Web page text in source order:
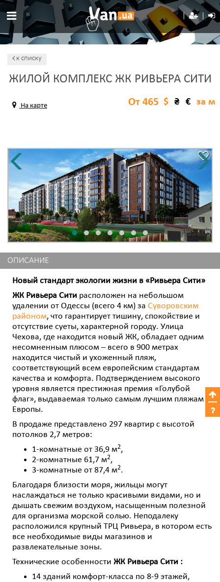
к списку
ЖИЛОЙ КОМПЛЕКС ЖК РИВЬЕРА СИТИ
На карте $ ₴ € за м
От 465
ОПИСАНИЕ
Новый стандарт экологии жизни в «Ривьера Сити»
ЖК Ривьера Сити расположен на небольшом
удалении от Одессы (всего 4 км) за Суворовским
районом, что гарантирует тишину, спокойствие и
отсутствие суеты, характерной городу. Улица
Чехова, где находится новый ЖК, обладает одним
несомненным плюсом – всего в 900 метрах
находится чистый и ухоженный пляж,
соответствующий всем европейским стандартам
качества и комфорта. Подтверждением высокого
уровня является престижная премия «Голубой
флаг», выдаваемая только самым лучшим пляжам
Европы.
В продаже представлено 297 квартир с высотой
потолков 2,7 метров:
1-комнатные от 36,9 м2,
2-комнатные 61,7 м2,
3-комнатные от 87,4 м2.
Благодаря близости моря, жильцы могут
наслаждаться не только красивыми видами, но и
дышать свежим воздухом, насыщенным полезной
для организма морской солью. Неподалеку
расположился крупный ТРЦ Ривьера, в котором есть
все необходимые виды магазинов и
развлекательные зоны.
Технические особенности ЖК Ривьера Сити :
14 зданий комфорт-класса по 8-9 этажей,